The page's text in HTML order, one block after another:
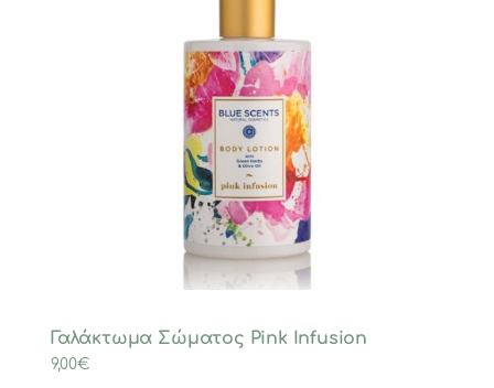
Γαλάκτωμα Σώματος Pink Infusion
9,00€